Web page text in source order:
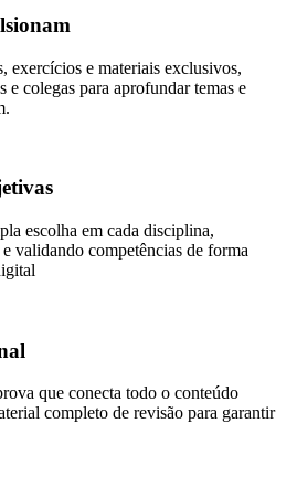
exercícios e materiais exclusivos,
e colegas para aprofundar temas e
escolha em cada disciplina,
validando competências de forma
que conecta todo o conteúdo
completo de revisão para garantir